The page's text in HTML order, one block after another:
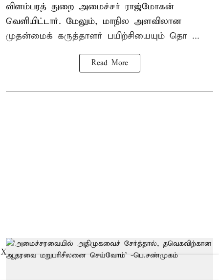
விளம்பரத் துறை அமைச்சர் ராஜ்மோகன்
வெளியிட்டார். மேலும், மாநில அளவிலான
முதன்மைக் கருத்தாளர் பயிற்சியையும் தொ ...
Read More
X